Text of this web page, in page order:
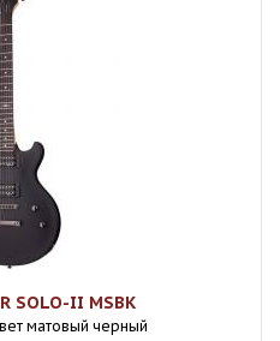
SOLO-II MSBK
матовый черный